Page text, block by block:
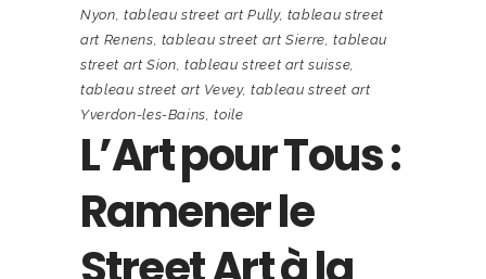
Nyon tableau street art Pully, tableau street
art Renens tableau street art Sierre ,tableau
street art Sion ,tableau street art suisse
tableau street art Vevey, tableau street art
Yverdon-les-Bains ,toile
L’Art pour Tous :
Ramener le